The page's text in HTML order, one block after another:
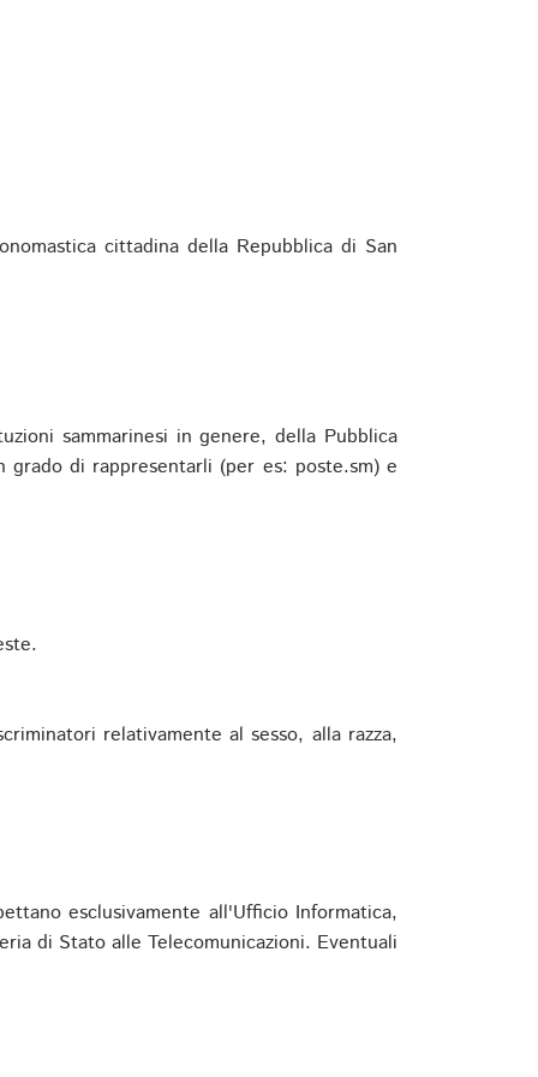
cittadina della Repubblica di San
sammarinesi in genere, della Pubblica
di rappresentarli (per es: poste.sm) e
relativamente al sesso, alla razza,
esclusivamente all'Ufficio Informatica,
di Stato alle Telecomunicazioni. Eventuali